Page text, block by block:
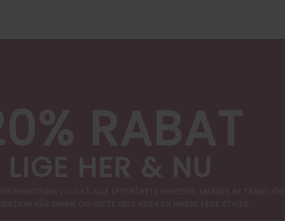
RABAT
LIGE HER & NU
NYHEDSBREV OG FÅ ALLE EFTERÅRETS NYHEDER, MASSER AF TILBUD OG
NÅR SANNE OG GITTE SELV VISER EN MASSE FEDE STYLES.